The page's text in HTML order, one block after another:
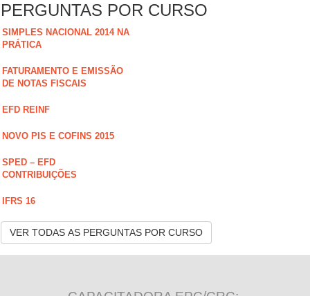
PERGUNTAS POR CURSO
SIMPLES NACIONAL 2014 NA
PRÁTICA
FATURAMENTO E EMISSÃO
DE NOTAS FISCAIS
EFD REINF
NOVO PIS E COFINS 2015
SPED – EFD
CONTRIBUIÇÕES
IFRS 16
VER TODAS AS PERGUNTAS POR CURSO